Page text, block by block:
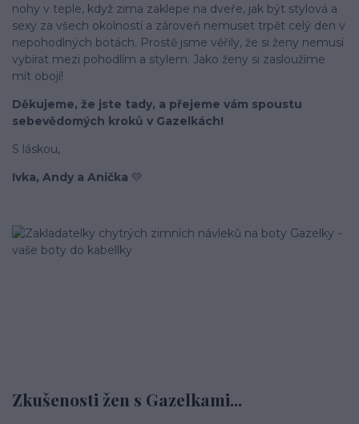
Zkušenosti žen s Gazelkami...
nohy v teple, když zima zaklepe na dveře, jak být stylová a
sexy za všech okolností a zároveň nemuset trpět celý den v
nepohodlných botách. Prostě jsme věřily, že si ženy nemusí
vybírat mezi pohodlím a stylem. Jako ženy si zasloužíme
mít obojí!
Děkujeme, že jste tady, a přejeme vám spoustu
sebevědomých kroků v Gazelkách!
S láskou,
Ivka, Andy a Anička 💛